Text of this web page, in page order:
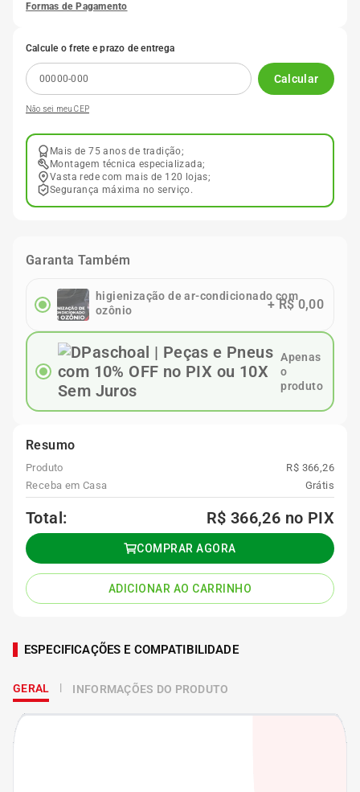
Formas de Pagamento
Calcule o frete e prazo de entrega
Calcular
Não sei meu CEP
Mais de 75 anos de tradição;
Montagem técnica especializada;
Vasta rede com mais de 120 lojas;
Segurança máxima no serviço.
Garanta Também
higienização de ar-condicionado com
ozônio
+R$ 0,00
Apenas
o
produto
Resumo
Produto
R$ 366,26
Receba em Casa
Grátis
Total: R$ 366,26 no PIX
COMPRAR AGORA
ADICIONAR AO CARRINHO
ESPECIFICAÇÕES E COMPATIBILIDADE
GERAL INFORMAÇÕES DO PRODUTO
9º
10º 175 65 14